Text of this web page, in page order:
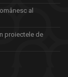
al
proiectele de